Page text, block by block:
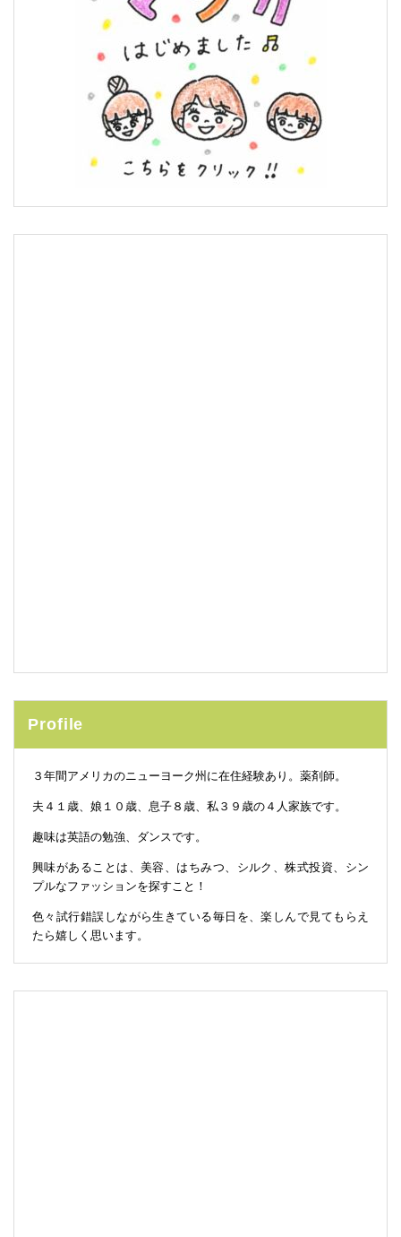
Profile
３年間アメリカのニューヨーク州に在住経験あり。薬剤師。
夫４１歳、娘１０歳、息子８歳、私３９歳の４人家族です。
趣味は英語の勉強、ダンスです。
興味があることは、美容、はちみつ、シルク、株式投資、シン
プルなファッションを探すこと！
色々試行錯誤しながら生きている毎日を、楽しんで見てもらえ
たら嬉しく思います。